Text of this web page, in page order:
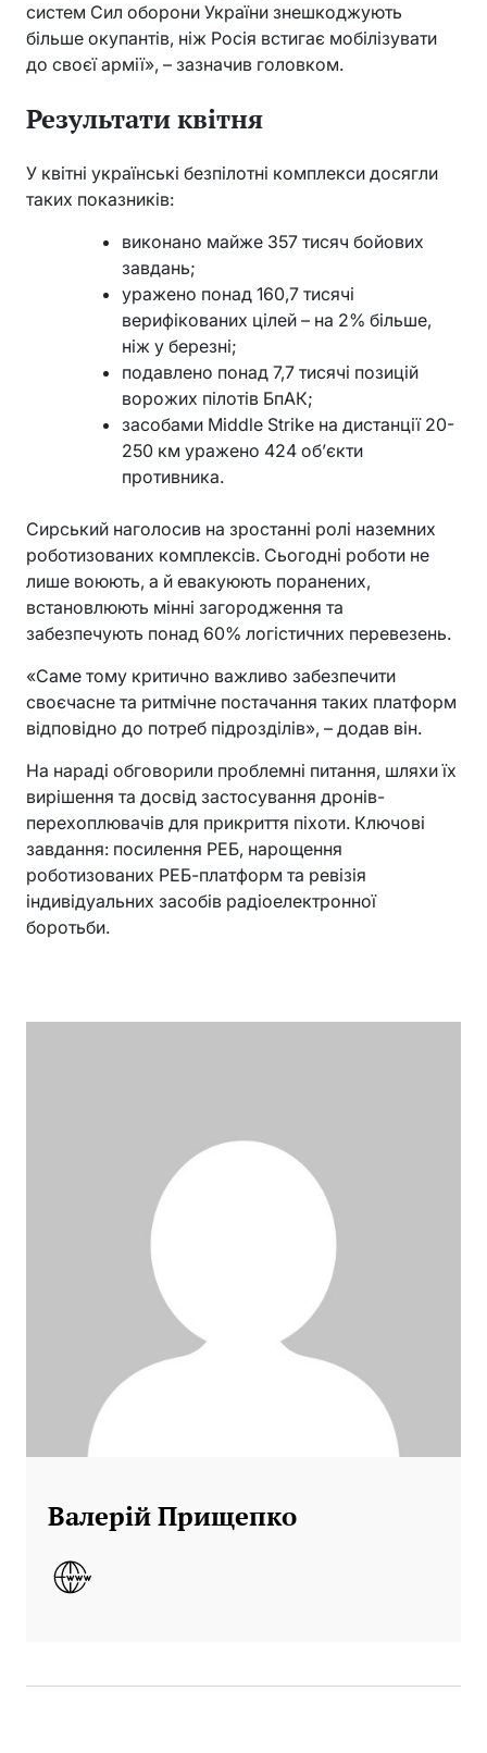
систем Сил оборони України знешкоджують
більше окупантів, ніж Росія встигає мобілізувати
до своєї армії», – зазначив головком.
Результати квітня
У квітні українські безпілотні комплекси досягли
таких показників:
виконано майже 357 тисяч бойових
завдань;
уражено понад 160,7 тисячі
верифікованих цілей – на 2% більше,
ніж у березні;
подавлено понад 7,7 тисячі позицій
ворожих пілотів БпАК;
засобами Middle Strike на дистанції 20-
250 км уражено 424 об’єкти
противника.
Сирський наголосив на зростанні ролі наземних
роботизованих комплексів. Сьогодні роботи не
лише воюють, а й евакуюють поранених,
встановлюють мінні загородження та
забезпечують понад 60% логістичних перевезень.
«Саме тому критично важливо забезпечити
своєчасне та ритмічне постачання таких платформ
відповідно до потреб підрозділів», – додав він.
На нараді обговорили проблемні питання, шляхи їх
вирішення та досвід застосування дронів-
перехоплювачів для прикриття піхоти. Ключові
завдання: посилення РЕБ, нарощення
роботизованих РЕБ-платформ та ревізія
індивідуальних засобів радіоелектронної
боротьби.
Валерій Прищепко